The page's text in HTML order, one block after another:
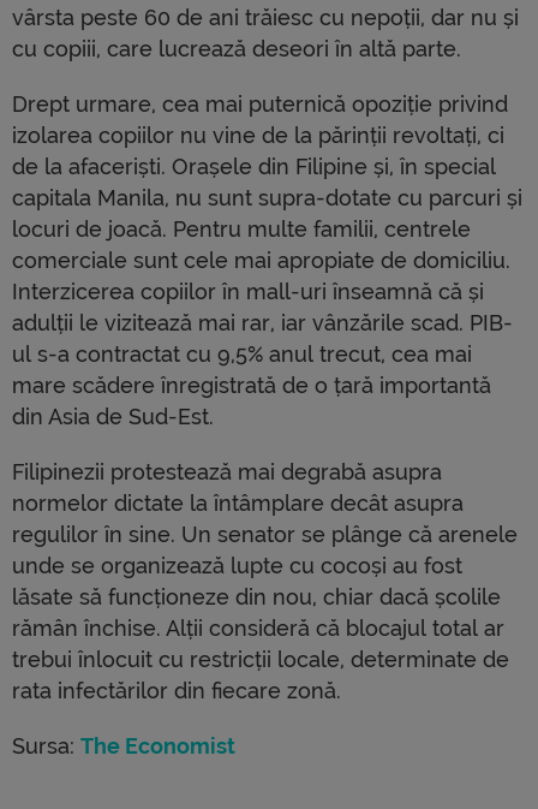
vârsta peste 60 de ani trăiesc cu nepoții, dar nu și
cu copiii, care lucrează deseori în altă parte.
Drept urmare, cea mai puternică opoziție privind
izolarea copiilor nu vine de la părinții revoltați, ci
de la afaceriști. Orașele din Filipine și, în special
capitala Manila, nu sunt supra-dotate cu parcuri și
locuri de joacă. Pentru multe familii, centrele
comerciale sunt cele mai apropiate de domiciliu.
Interzicerea copiilor în mall-uri înseamnă că și
adulții le vizitează mai rar, iar vânzările scad. PIB-
ul s-a contractat cu 9,5% anul trecut, cea mai
mare scădere înregistrată de o țară importantă
din Asia de Sud-Est.
Filipinezii protestează mai degrabă asupra
normelor dictate la întâmplare decât asupra
regulilor în sine. Un senator se plânge că arenele
unde se organizează lupte cu cocoși au fost
lăsate să funcționeze din nou, chiar dacă școlile
rămân închise. Alții consideră că blocajul total ar
trebui înlocuit cu restricții locale, determinate de
rata infectărilor din fiecare zonă.
Sursa: The Economist